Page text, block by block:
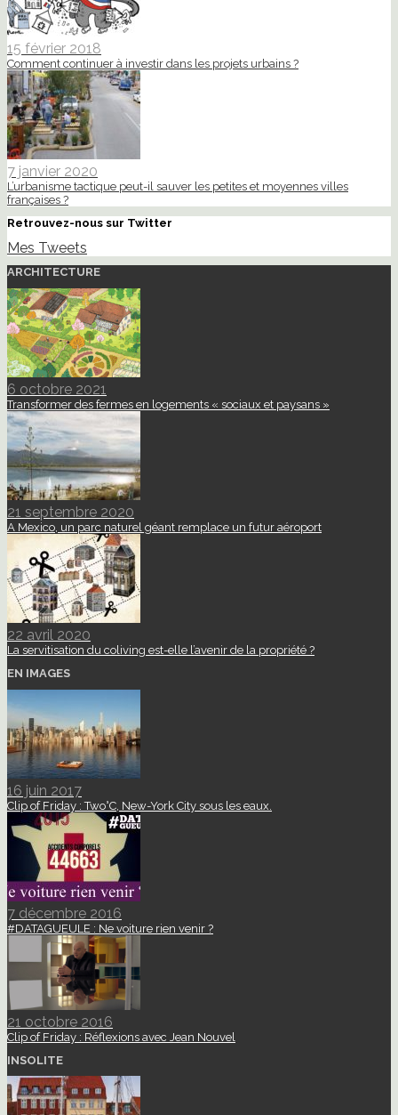
15 février 2018
Comment continuer à investir dans les projets urbains ?
7 janvier 2020
L’urbanisme tactique peut-il sauver les petites et moyennes villes
françaises ?
Retrouvez-nous sur Twitter
Mes Tweets
ARCHITECTURE
6 octobre 2021
Transformer des fermes en logements « sociaux et paysans »
21 septembre 2020
A Mexico, un parc naturel géant remplace un futur aéroport
22 avril 2020
La servitisation du coliving est-elle l’avenir de la propriété ?
EN IMAGES
16 juin 2017
Clip of Friday : Two°C, New-York City sous les eaux.
7 décembre 2016
#DATAGUEULE : Ne voiture rien venir ?
21 octobre 2016
Clip of Friday : Réflexions avec Jean Nouvel
INSOLITE